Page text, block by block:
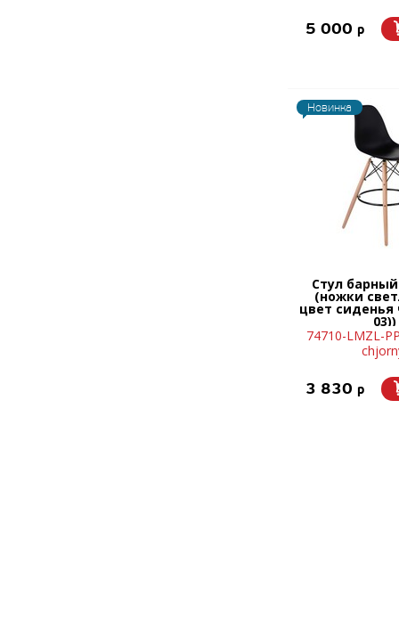
5 000 p
Новинка
Стул барный
(ножки
цвет сиденья
03))
74710-LMZL-
3 830 p